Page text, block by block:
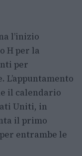
l’inizio
H per la
per
il calendario
Uniti, in
il primo
entrambe le